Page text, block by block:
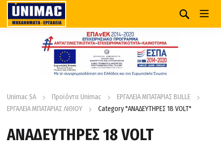
Unimac SA Προϊόντα Unimac
ΕΡΓΑΛΕΙΑ ΜΠΑΤΑΡΙΑΣ BULLE
ΕΡΓΑΛΕΙΑ ΜΠΑΤΑΡΙΑΣ ΛΙΘΙΟΥ
Category "ΑΝΑΔΕΥΤΗΡΕΣ 18 VOLT"
ΑΝΑΔΕΥΤΗΡΕΣ 18 VOLT